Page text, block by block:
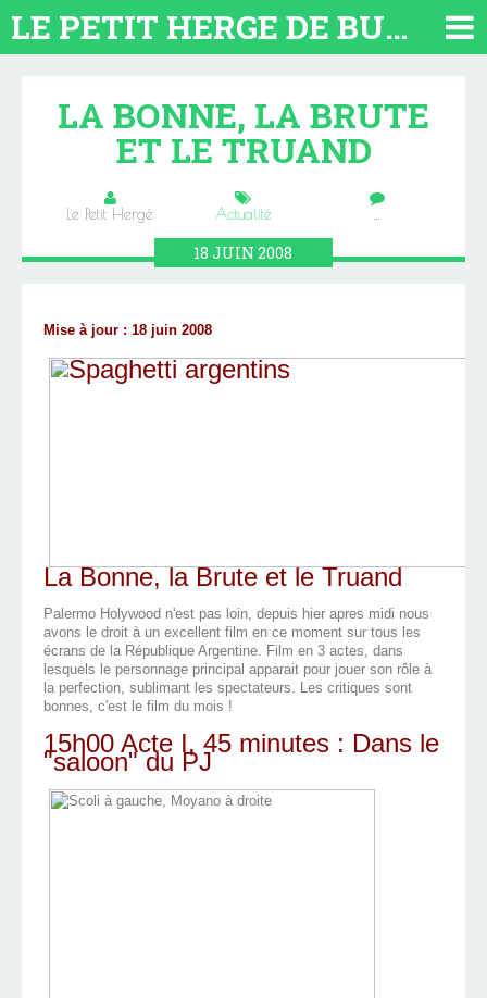
LE PETIT HERGE DE BUENOS AIRES 2026. TOUT SUR L'ARGENTINE
LA BONNE, LA BRUTE
ET LE TRUAND
Le Petit Hergé Actualité …
18JUIN2008
Mise à jour : 18 juin 2008
La Bonne, la Brute et le Truand
Palermo Holywood n'est pas loin, depuis hier apres midi nous
avons le droit à un excellent film en ce moment sur tous les
écrans de la République Argentine. Film en 3 actes, dans
lesquels le personnage principal apparait pour jouer son rôle à
la perfection, sublimant les spectateurs. Les critiques sont
bonnes, c'est le film du mois !
15h00 Acte I, 45 minutes : Dans le
"saloon" du PJ